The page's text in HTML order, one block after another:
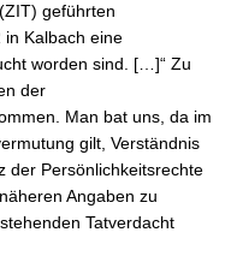
geführten
Kalbach eine
worden sind. […]“ Zu
der
Man bat uns, da im
gilt, Verständnis
der Persönlichkeitsrechte
Angaben zu
Tatverdacht